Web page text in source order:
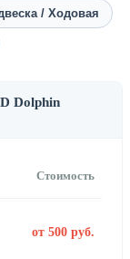
/ Ходовая
Dolphin
Стоимость
от 500 руб.